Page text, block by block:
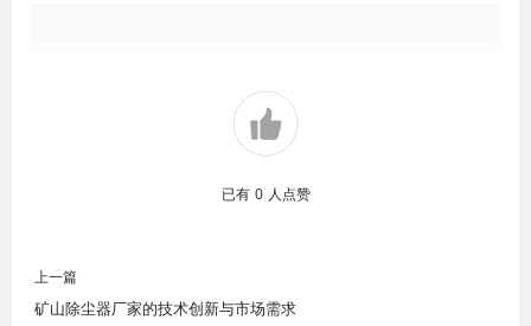
已有 0 人点赞
上一篇
矿山除尘器厂家的技术创新与市场需求